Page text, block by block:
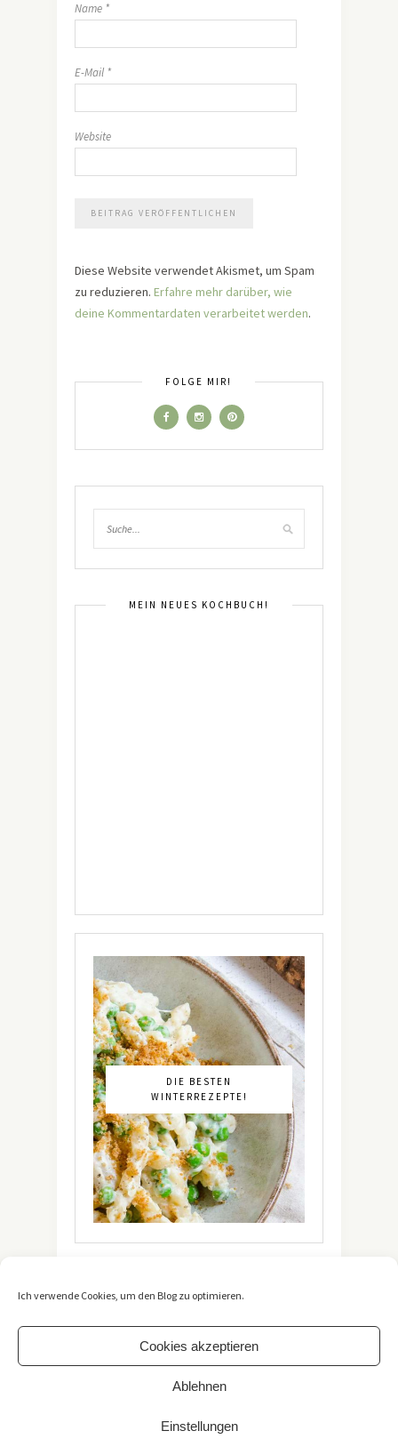
Ich verwende Cookies, um den Blog zu optimieren.
Cookies akzeptieren
Ablehnen
Einstellungen
Name *
E-Mail *
Website
Diese Website verwendet Akismet, um Spam
zu reduzieren. Erfahre mehr darüber, wie
deine Kommentardaten verarbeitet werden.
FOLGE MIR!
MEIN NEUES KOCHBUCH!
DIE BESTEN
WINTERREZEPTE!
Reserved. / *Affiliate-Link